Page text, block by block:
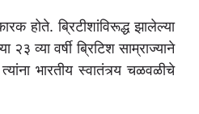
होते. ब्रिटीशांविरूद्ध झालेल्या
२३ व्या वर्षी ब्रिटिश साम्राज्याने
भारतीय स्वातंत्र्य चळवळीचे